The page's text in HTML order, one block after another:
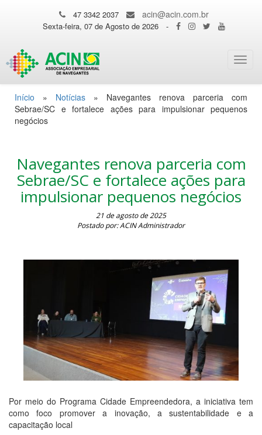
47 3342 2037 acin@acin.com.br
Sexta-feira, 07 de Agosto de 2026 -
Início » Notícias » Navegantes renova parceria com
Sebrae/SC e fortalece ações para impulsionar pequenos
negócios
Navegantes renova parceria com
Sebrae/SC e fortalece ações para
impulsionar pequenos negócios
21 de agosto de 2025
Postado por: ACIN Administrador
Por meio do Programa Cidade Empreendedora, a iniciativa tem
como foco promover a inovação, a sustentabilidade e a
capacitação local